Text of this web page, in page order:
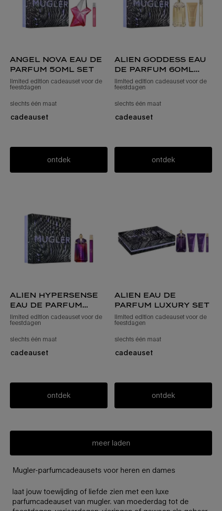
angel nova eau de
parfum 50ml set
limited edition cadeauset voor de
feestdagen
slechts één maat voor angel nova eau de parfum 50 ml set
cadeauset
ontdek
alien goddess eau
de parfum 60ml
set
limited edition cadeauset voor de
feestdagen
slechts één maat
cadeauset
ontdek
alien hypersense
eau de parfum
60ml set
limited edition cadeauset voor de
feestdagen
slechts één maat voor alien hypersense eau de parfum-set van 60 ml
cadeauset
ontdek
alien eau de
parfum luxury set
limited edition cadeauset voor de
feestdagen
slechts één maat
cadeauset
ontdek
meer laden
Mugler-parfumcadeausets voor heren en dames
laat jouw toewijding of liefde zien met een luxe
parfumcadeauset van mugler. van moederdag tot de